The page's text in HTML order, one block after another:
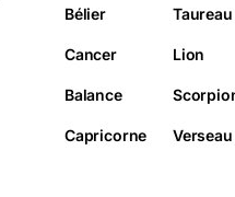
Bélier Taureau
Cancer Lion
Balance
Capricorne Verseau